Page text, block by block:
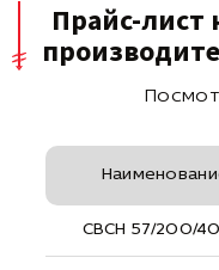
Прайс-лист
СВСН 57/200/